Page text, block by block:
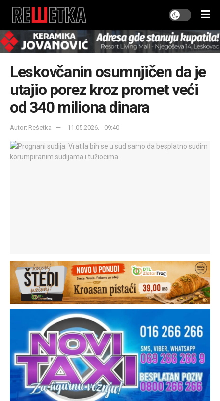
Leskovčanin osumnjičen da je
utajio porez kroz promet veći
od 340 miliona dinara
Autor: Rešetka 11.05.2026. - 09:40